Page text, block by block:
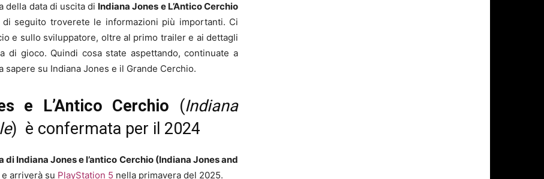
della data di uscita di Indiana Jones e L’Antico Cerchio
di seguito troverete le informazioni più importanti. Ci
e sullo sviluppatore, oltre al primo trailer e ai dettagli
di gioco. Quindi cosa state aspettando, continuate a
su Indiana Jones e il Grande Cerchio.
e L’Antico Cerchio (Indiana
) è confermata per il 2024
di Indiana Jones e l’antico Cerchio (Indiana Jones and
arriverà su PlayStation 5 nella primavera del 2025.